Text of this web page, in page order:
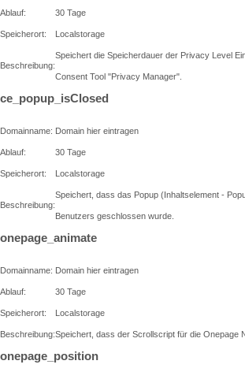
Ablauf: 30 Tage
Speicherort: Localstorage
Beschreibung:
Speichert die Speicherdauer der Privacy Level
Consent Tool "Privacy Manager".
ce_popup_isClosed
Domainname: Domain hier eintragen
Ablauf: 30 Tage
Speicherort: Localstorage
Beschreibung:
Speichert, dass das Popup (Inhaltselement -
Benutzers geschlossen wurde.
onepage_animate
Domainname: Domain hier eintragen
Ablauf: 30 Tage
Speicherort: Localstorage
Beschreibung:Speichert, dass der Scrollscript für die Onepage
onepage_position